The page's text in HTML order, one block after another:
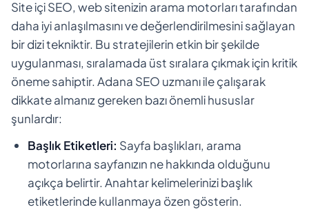
Site içi SEO, web sitenizin arama motorları tarafından
daha iyi anlaşılmasını ve değerlendirilmesini sağlayan
bir dizi tekniktir. Bu stratejilerin etkin bir şekilde
uygulanması, sıralamada üst sıralara çıkmak için kritik
öneme sahiptir. Adana SEO uzmanı ile çalışarak
dikkate almanız gereken bazı önemli hususlar
şunlardır:
Başlık Etiketleri: Sayfa başlıkları, arama
motorlarına sayfanızın ne hakkında olduğunu
açıkça belirtir. Anahtar kelimelerinizi başlık
etiketlerinde kullanmaya özen gösterin.